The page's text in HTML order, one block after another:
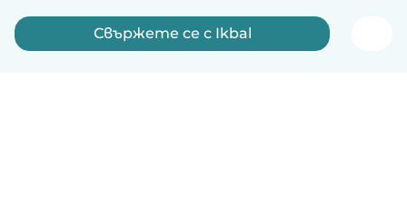
Свържете се с Ikbal